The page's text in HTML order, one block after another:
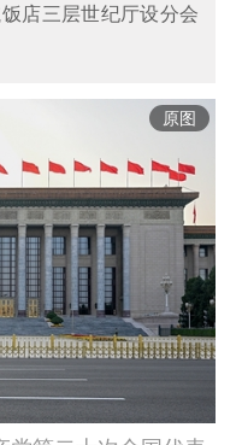
店三层世纪厅设分会
原图